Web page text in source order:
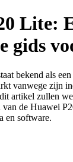
Lite:
gids
bekend als
vanwege zijn
artikel zullen
van de Huawei
en software.